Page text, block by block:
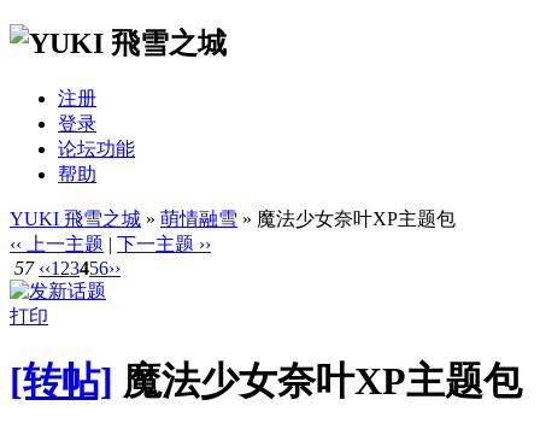
注册
登录
论坛功能
帮助
YUKI 飛雪之城 » 萌情融雪 » 魔法少女奈叶XP主题包
‹‹ 上一主题 | 下一主题 ››
57 ‹‹1 23456››
打印
[转帖] 魔法少女奈叶XP主题包